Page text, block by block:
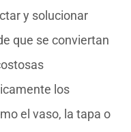
y solucionar
que se conviertan
los
el vaso, la tapa o